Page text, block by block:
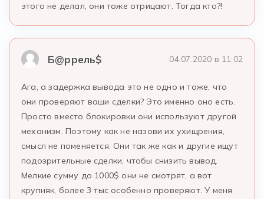
этого не делал, они тоже отрицают. Тогда кто?!
Б@ррель$ 04.07.2020 в 11:02
Ага, а задержка вывода это не одно и тоже, что
они проверяют ваши сделки? Это именно оно есть.
Просто вместо блокировки они используют другой
механизм. Поэтому как не назови их ухищрения,
смысл не поменяется. Они так же как и другие ищут
подозрительные сделки, чтобы снизить вывод.
Мелкие сумму до 1000$ они не смотрят, а вот
крупняк, более 3 тыс особенно проверяют. У меня